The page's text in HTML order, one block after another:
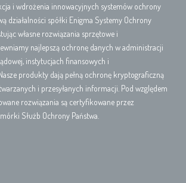
i wdrożenia innowacyjnych systemów ochrony
działalności spółki Enigma Systemy Ochrony
własne rozwiązania sprzętowe i
najlepszą ochronę danych w administracji
instytucjach finansowych i
produkty dają pełną ochronę kryptograficzną
i przesyłanych informacji. Pod względem
rozwiązania są certyfikowane przez
Służb Ochrony Państwa.